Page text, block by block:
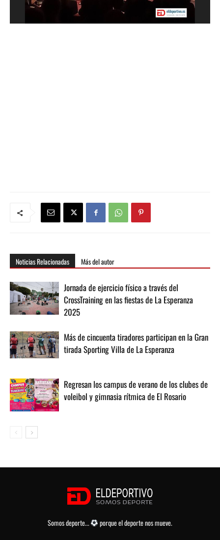
Noticias Relacionadas Más del autor
Jornada de ejercicio físico a través del
CrossTraining en las fiestas de La Esperanza
2025
Más de cincuenta tiradores participan en la Gran
tirada Sporting Villa de La Esperanza
Regresan los campus de verano de los clubes de
voleibol y gimnasia rítmica de El Rosario
Somos deporte...
porque el deporte nos mueve.